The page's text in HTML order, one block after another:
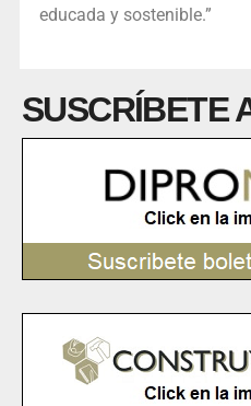
educada y sostenible.”
SUSCRÍBETE